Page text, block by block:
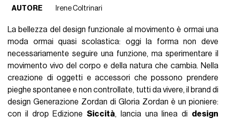
AUTORE
Irene Coltrinari
La bellezza del design funzionale al movimento è ormai una
moda ormai quasi scolastica: oggi la forma non deve
necessariamente seguire una funzione, ma sperimentare il
movimento vivo del corpo e della natura che cambia. Nella
creazione di oggetti e accessori che possono prendere
pieghe spontanee e non controllate, tutti da vivere, il brand di
design Generazione Zordan di Gloria Zordan è un pioniere:
con il drop EdizioneSiccità, lancia una linea di design